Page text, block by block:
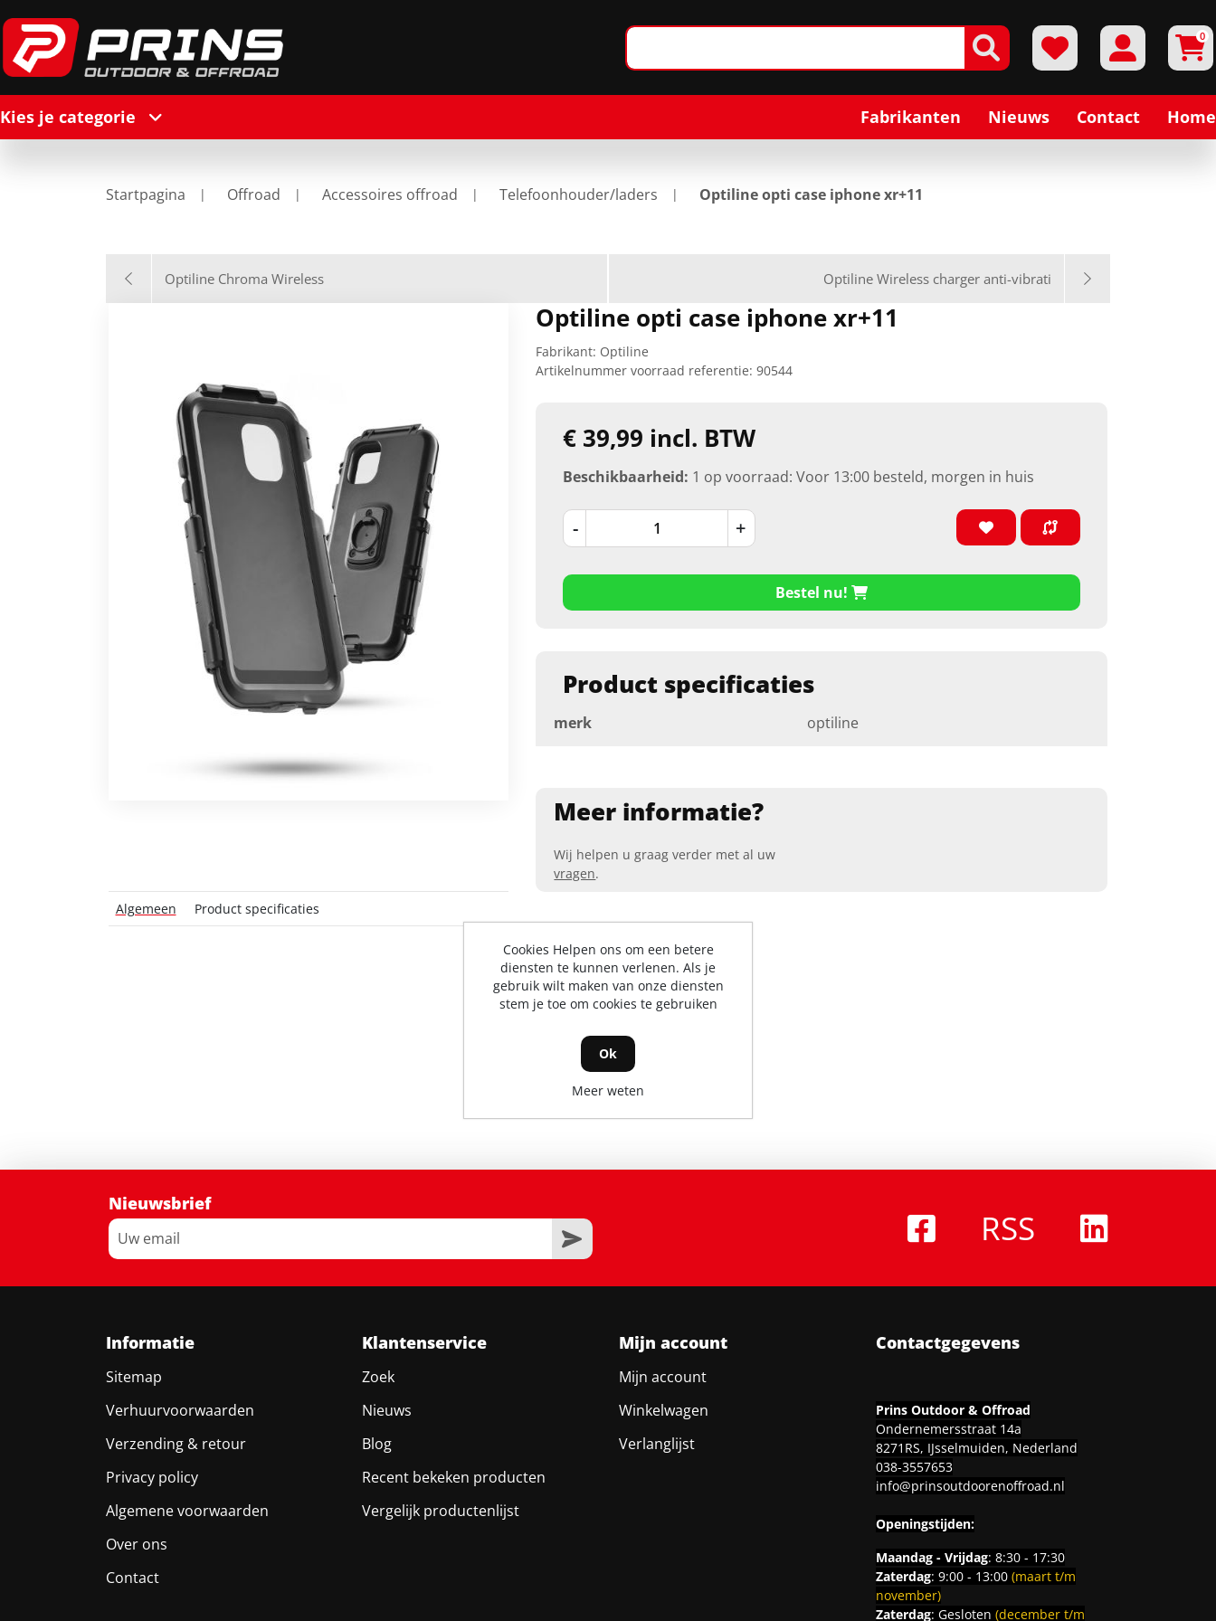
0
Kies je categorie Fabrikanten Nieuws Contact Home
Startpagina Offroad Accessoires offroad Telefoonhouder/laders Optiline opti case iphone xr+11
Optiline Chroma Wireless Optiline Wireless charger anti-vibrati
Algemeen Product specificaties
Optiline opti case iphone xr+11
Fabrikant: Optiline
Artikelnummer voorraad referentie: 90544
€ 39,99 incl. BTW
Beschikbaarheid: 1 op voorraad: Voor 13:00 besteld, morgen in huis
- +
Bestel nu!
Product specificaties
merk optiline
Meer informatie?
Wij helpen u graag verder met al uw
vragen.
Nieuwsbrief
RSS
Informatie
Sitemap
Verhuurvoorwaarden
Verzending & retour
Privacy policy
Algemene voorwaarden
Over ons
Contact
Klantenservice
Zoek
Nieuws
Blog
Recent bekeken producten
Vergelijk productenlijst
Mijn account
Mijn account
Winkelwagen
Verlanglijst
Contactgegevens
Prins Outdoor & Offroad
Ondernemersstraat 14a
8271RS, IJsselmuiden, Nederland
038-3557653
info@prinsoutdoorenoffroad.nl
Openingstijden:
Maandag - Vrijdag: 8:30 - 17:30
Zaterdag: 9:00 - 13:00 (maart t/m
november)
Zaterdag: Gesloten (december t/m
Cookies Helpen ons om een betere
diensten te kunnen verlenen. Als je
gebruik wilt maken van onze diensten
stem je toe om cookies te gebruiken
Ok
Meer weten